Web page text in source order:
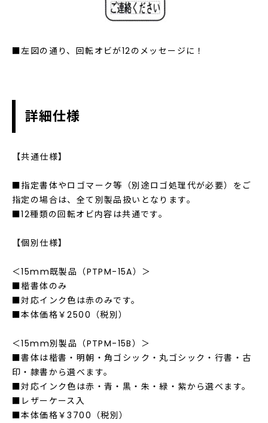
■左図の通り、回転オビが12のメッセージに！
詳細仕様
【共通仕様】
■指定書体やロゴマーク等（別途ロゴ処理代が必要）をご
指定の場合は、全て別製品扱いとなります。
■12種類の回転オビ内容は共通です。
【個別仕様】
＜15mm既製品（PTPM-15A）＞
■楷書体のみ
■対応インク色は赤のみです。
■本体価格￥2500（税別）
＜15mm別製品（PTPM-15B）＞
■書体は楷書・明朝・角ゴシック・丸ゴシック・行書・古
印・隷書から選べます。
■対応インク色は赤・青・黒・朱・緑・紫から選べます。
■レザーケース入
■本体価格￥3700（税別）